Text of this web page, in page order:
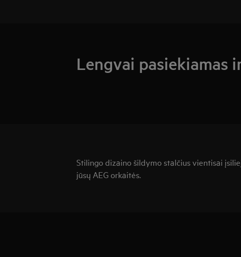
Lengvai pasiekiamas
Stilingo dizaino šildymo stalčius vientisai
jūsų AEG orkaitės.